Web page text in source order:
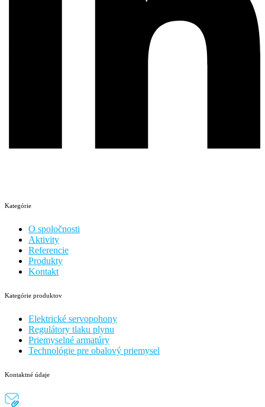
Kategórie
O spoločnosti
Aktivity
Referencie
Produkty
Kontakt
Kategórie produktov
Elektrické servopohony
Regulátory tlaku plynu
Priemyselné armatúry
Technológie pre obalový priemysel
Kontaktné údaje